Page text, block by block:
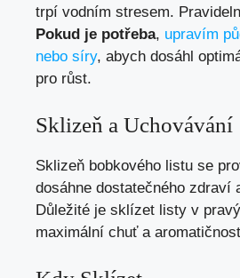
trpí vodním stresem.
Pokud je potřeba, upravím
nebo síry, abych dosáhl
pro růst.
Sklizeň a Uchovávání
Sklizeň bobkového listu se
dosáhne dostatečného zdraví
Důležité je sklízet listy v
maximální chuť a